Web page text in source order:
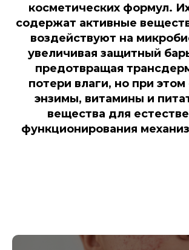
косметических формул.
содержат активные
воздействуют на
увеличивая защитный
предотвращая
потери влаги, но при этом
энзимы, витамины и
вещества для
функционирования